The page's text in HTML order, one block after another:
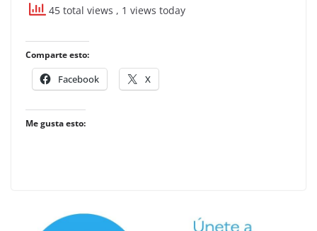
45 total views , 1 views today
Comparte esto:
Facebook X
Me gusta esto: